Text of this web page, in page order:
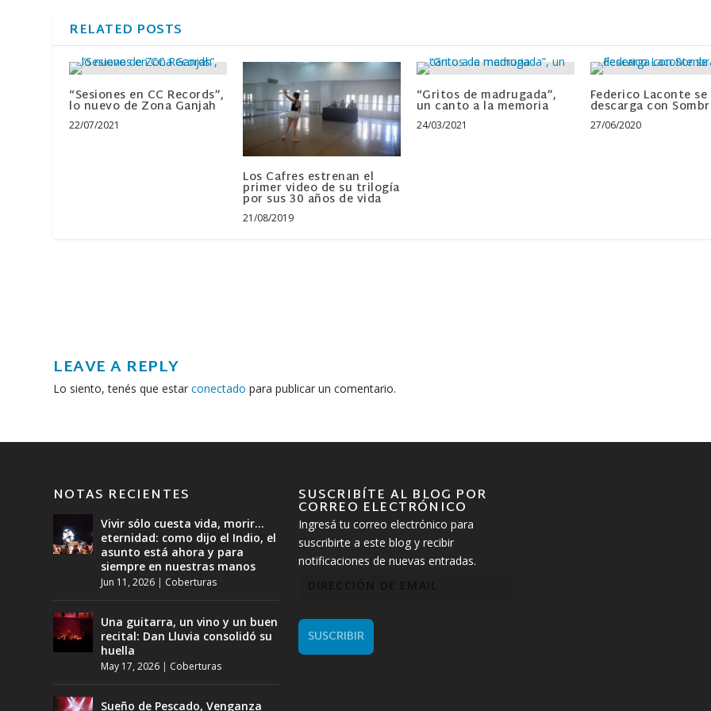
RELATED POSTS
“Sesiones en CC Records”,
lo nuevo de Zona Ganjah
22/07/2021
Los Cafres estrenan el
primer video de su trilogía
por sus 30 años de vida
21/08/2019
“Gritos de madrugada”,
un canto a la memoria
24/03/2021
Federico Laconte se
descarga con
27/06/2020
LEAVE A REPLY
Lo siento, tenés que estarconectado para publicar un comentario.
NOTAS RECIENTES
Vivir sólo cuesta vida, morir…
eternidad: como dijo el Indio, el
asunto está ahora y para
siempre en nuestras manos
Jun 11, 2026 | Coberturas
Una guitarra, un vino y un buen
recital: Dan Lluvia consolidó su
huella
May 17, 2026 | Coberturas
Sueño de Pescado, Venganza
SUSCRIBÍTE AL BLOG POR
CORREO ELECTRÓNICO
Ingresá tu correo electrónico para
suscribirte a este blog y recibir
notificaciones de nuevas entradas.
SUSCRIBIR